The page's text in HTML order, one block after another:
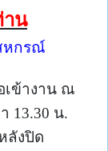
าน
หกรณ์
เข้างาน ณ
13.30 น.
ลังปิด